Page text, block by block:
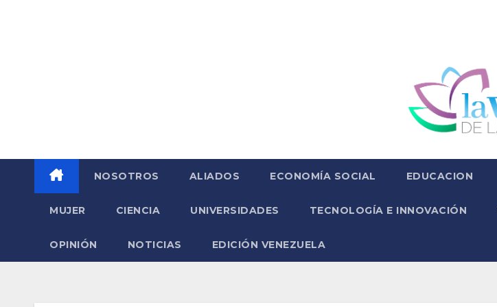
NOSOTROS ALIADOS ECONOMÍA SOCIAL EDUCACION
MUJER CIENCIA UNIVERSIDADES TECNOLOGÍA E INNOVACIÓN
OPINIÓN NOTICIAS EDICIÓN VENEZUELA